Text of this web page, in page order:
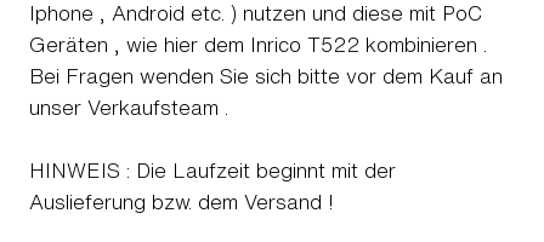
Iphone , Android etc. ) nutzen und diese mit PoC
Geräten , wie hier dem Inrico T522 kombinieren .
Bei Fragen wenden Sie sich bitte vor dem Kauf an
unser Verkaufsteam .
HINWEIS : Die Laufzeit beginnt mit der
Auslieferung bzw. dem Versand !